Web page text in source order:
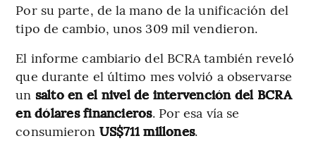
Por su parte, de la mano de la unificación del
tipo de cambio, unos 309 mil vendieron.
El informe cambiario del BCRA también reveló
que durante el último mes volvió a observarse
un salto en el nivel de intervención del BCRA
en dólares financieros. Por esa vía se
consumieron US$711 millones.